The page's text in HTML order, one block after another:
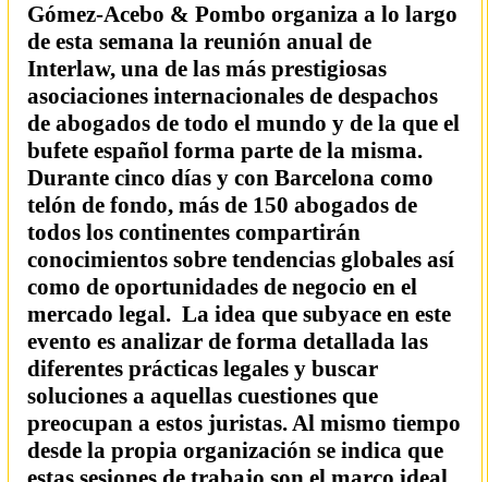
Gómez-Acebo & Pombo organiza a lo largo
de esta semana la reunión anual de
Interlaw, una de las más prestigiosas
asociaciones internacionales de despachos
de abogados de todo el mundo y de la que el
bufete español forma parte de la misma.
Durante cinco días y con Barcelona como
telón de fondo, más de 150 abogados de
todos los continentes compartirán
conocimientos sobre tendencias globales así
como de oportunidades de negocio en el
mercado legal. La idea que subyace en este
evento es analizar de forma detallada las
diferentes prácticas legales y buscar
soluciones a aquellas cuestiones que
preocupan a estos juristas. Al mismo tiempo
desde la propia organización se indica que